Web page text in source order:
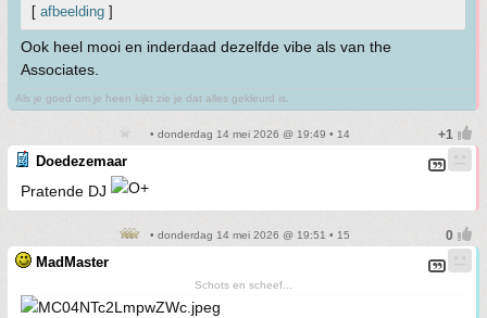
[ afbeelding ]
Ook heel mooi en inderdaad dezelfde vibe als van the
Associates.
Als je goed om je heen kijkt zie je dat alles gekleurd is.
• donderdag 14 mei 2026 @ 19:49 • 14
Doedezemaar
Pratende DJ
• donderdag 14 mei 2026 @ 19:51 • 15
MadMaster
Schots en scheef...